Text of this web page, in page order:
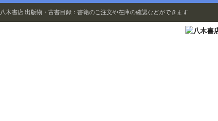
八木書店 出版物・古書目録：書籍のご注文や在庫の確認などができます